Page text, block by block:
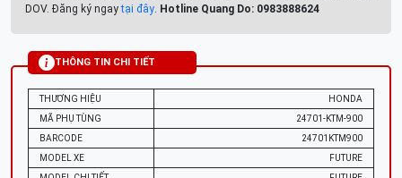
DOV. Đăng ký ngaytại đây. Hotline Quang Do: 0983888624
THÔNG TIN CHI TIẾT
THƯƠNG HIỆU
HONDA
MÃ PHỤ TÙNG
24701-KTM-900
BARCODE
24701KTM900
MODEL XE
FUTURE